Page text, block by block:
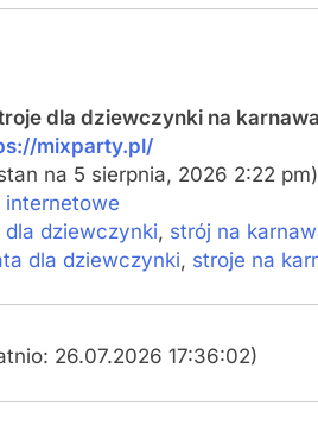
dla dziewczynki na
mixparty.pl/
na 5 sierpnia, 2026 2:22 pm)
internetowe
dla dziewczynki, strój na
dla dziewczynki, stroje na
26.07.2026 17:36:02)